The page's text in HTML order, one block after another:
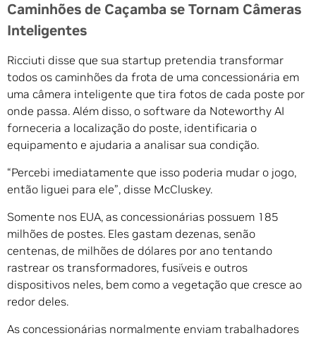
Caminhões de Caçamba se Tornam Câmeras
Inteligentes
Ricciuti disse que sua startup pretendia transformar
todos os caminhões da frota de uma concessionária em
uma câmera inteligente que tira fotos de cada poste por
onde passa. Além disso, o software da Noteworthy AI
forneceria a localização do poste, identificaria o
equipamento e ajudaria a analisar sua condição.
“Percebi imediatamente que isso poderia mudar o jogo,
então liguei para ele”, disse McCluskey.
Somente nos EUA, as concessionárias possuem 185
milhões de postes. Eles gastam dezenas, senão
centenas, de milhões de dólares por ano tentando
rastrear os transformadores, fusíveis e outros
dispositivos neles, bem como a vegetação que cresce ao
redor deles.
As concessionárias normalmente enviam trabalhadores